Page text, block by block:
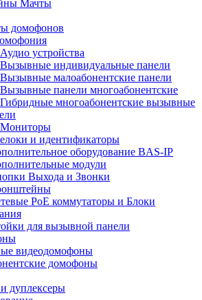
Мачты
домофонов
устройства
индивидуальные панели
малоабонентские панели
панели многоабонентские
многоабонентские вызывные
Мониторы
и идентификаторы
оборудование BAS-IP
модули
Выхода и Звонки
PoE коммутаторы и Блоки
для вызывной панели
видеодомофоны
домофоны
дуплексеры